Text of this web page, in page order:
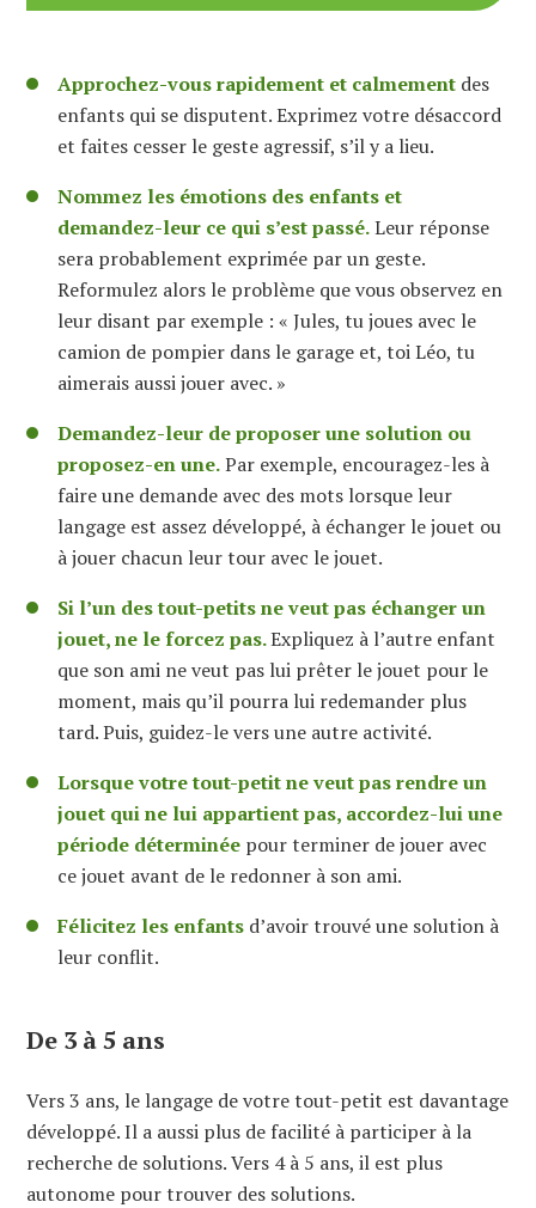
Approchez-vous rapidement et calmement des
enfants qui se disputent. Exprimez votre désaccord
et faites cesser le geste agressif, s’il y a lieu.
Nommez les émotions des enfants et
demandez-leur ce qui s’est passé.Leur réponse
sera probablement exprimée par un geste.
Reformulez alors le problème que vous observez en
leur disant par exemple : « Jules, tu joues avec le
camion de pompier dans le garage et, toi Léo, tu
aimerais aussi jouer avec. »
Demandez-leur de proposer une solution ou
proposez-en une.Par exemple, encouragez-les à
faire une demande avec des mots lorsque leur
langage est assez développé, à échanger le jouet ou
à jouer chacun leur tour avec le jouet.
Si l’un des tout-petits ne veut pas échanger un
jouet, ne le forcez pas.Expliquez à l’autre enfant
que son ami ne veut pas lui prêter le jouet pour le
moment, mais qu’il pourra lui redemander plus
tard. Puis, guidez-le vers une autre activité.
Lorsque votre tout-petit ne veut pas rendre un
jouet qui ne lui appartient pas, accordez-lui une
période déterminée pour terminer de jouer avec
ce jouet avant de le redonner à son ami.
Félicitez les enfants d’avoir trouvé une solution à
leur conflit.
De 3 à 5 ans
Vers 3 ans, le langage de votre tout-petit est davantage
développé. Il a aussi plus de facilité à participer à la
recherche de solutions. Vers 4 à 5 ans, il est plus
autonome pour trouver des solutions.